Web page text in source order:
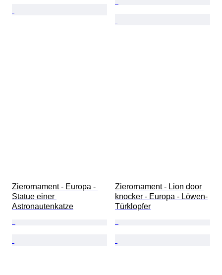
Zierornament - Europa -
Statue einer
Astronautenkatze
Zierornament - Lion door
knocker - Europa - Löwen-
Türklopfer